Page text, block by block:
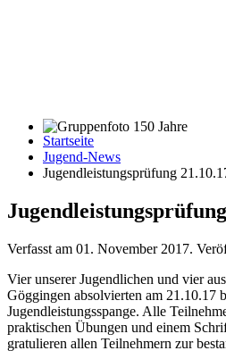
Gruppenfoto 150 Jahre
Startseite
Jugend-News
Jugendleistungsprüfung
Verfasst am 01. November 2017.
Vier unserer Jugendlichen und vier
Göggingen absolvierten am 21.10.17
Jugendleistungsspange. Alle
praktischen Übungen und einem
gratulieren allen Teilnehmern zur